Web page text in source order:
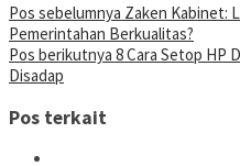
Navigasi
pos
Pos sebelumnya Zaken Kabinet:
Pemerintahan Berkualitas?
Pos berikutnya 8 Cara Setop HP
Disadap
Pos terkait